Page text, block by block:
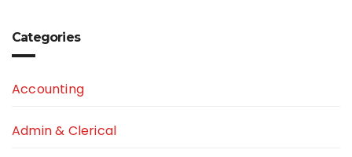
Categories
Accounting
Admin & Clerical